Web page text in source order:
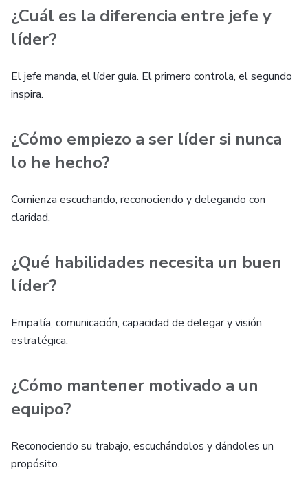
¿Cuál es la diferencia entre jefe y
líder?
El jefe manda, el líder guía. El primero controla, el segundo
inspira.
¿Cómo empiezo a ser líder si nunca
lo he hecho?
Comienza escuchando, reconociendo y delegando con
claridad.
¿Qué habilidades necesita un buen
líder?
Empatía, comunicación, capacidad de delegar y visión
estratégica.
¿Cómo mantener motivado a un
equipo?
Reconociendo su trabajo, escuchándolos y dándoles un
propósito.